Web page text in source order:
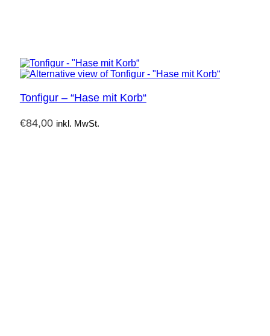
Tonfigur – “Hase mit Korb“
€84,00 inkl. MwSt.